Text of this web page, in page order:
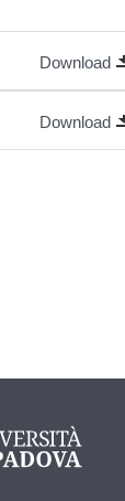
Download
Download